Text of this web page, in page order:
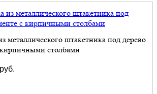
металлического штакетника под дерево
столбами
руб.